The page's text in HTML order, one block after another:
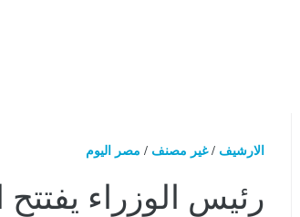
الارشيف /غير مصنف / مصر اليوم
رئيس الوزراء